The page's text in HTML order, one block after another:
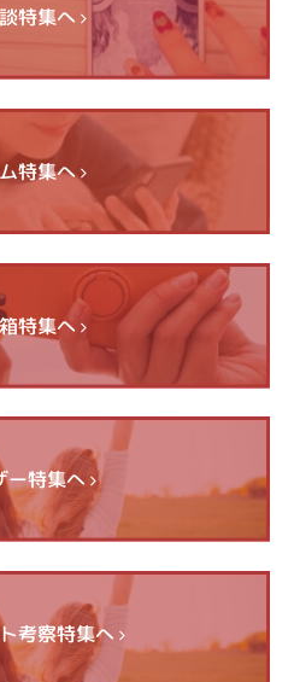
特集へ
特集へ
特集へ
ー特集へ
考察特集へ